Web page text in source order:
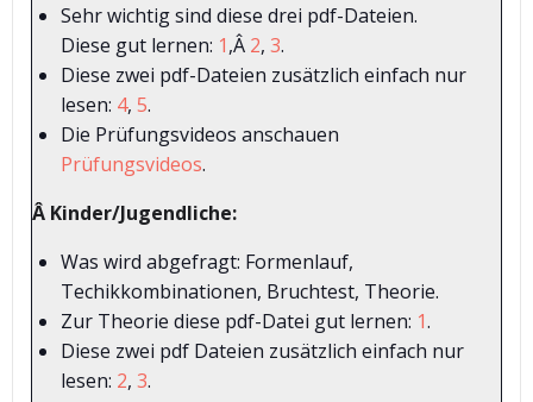
Sehr wichtig sind diese drei pdf-Dateien.
Diese gut lernen: 1,Â 2, 3.
Diese zwei pdf-Dateien zusätzlich einfach nur
lesen: 4, 5.
Die Prüfungsvideos anschauen
Prüfungsvideos.
Â Kinder/Jugendliche:
Was wird abgefragt: Formenlauf,
Techikkombinationen, Bruchtest, Theorie.
Zur Theorie diese pdf-Datei gut lernen: 1.
Diese zwei pdf Dateien zusätzlich einfach nur
lesen: 2, 3.